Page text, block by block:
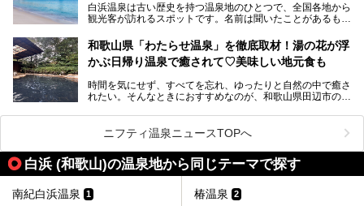
グ」がスタートしました。温泉＆バイキング＆レジャースポ
ットとしてのこのホテルの魅力をたっぷり体験してきたので
───
提供元：大江戸温泉物語ホテルズ＆リゾーツ株式会社【P
この記事は大江戸温泉物語Premium 白浜彩朝楽のPR記事で
す。
白浜温泉は古い歴史を持つ温泉地のひとつで、全国各地から
観光客が訪れるスポットです。名前は聞いたことがあるもの
か、実は知らない方も多いのではないでしょうか。
そこで今回は、白浜温泉ビギナー向けの基本情報をご紹介し
浜温泉を訪れるなら外せない観光スポットも合わせてご紹介
します。
和歌山県「わたらせ温泉」を徹底取材！湯の花が浮
かぶ日帰り温泉で癒されて♡美味しい地元食も
時間を気にせず、すべてを忘れ、ゆったりと自然の中で癒さ
れたい。そんなときにおすすめなのが、和歌山県田辺市の
の豊かな山々を眺めながら、どんどん期待が膨らみますよ。
「わたらせ温泉」では、温泉に入れるだけではなく、地元の
特産品を使った食事をいただける「露天食堂」でお腹も満た
すことができます。ぜひチェックしてくださいね。
ニフティ温泉ニュースTOPへ
白浜 (和歌山)の温泉地から同じテーマで探す
南紀白浜温泉 1 椿温泉 2